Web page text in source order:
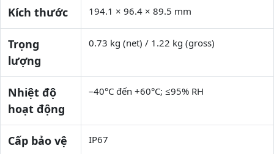
Kích thước 194.1 × 96.4 × 89.5 mm
Trọng
lượng
0.73 kg (net) / 1.22 kg (gross)
Nhiệt độ
hoạt động
–40°C đến +60°C; ≤95% RH
Cấp bảo vệ IP67